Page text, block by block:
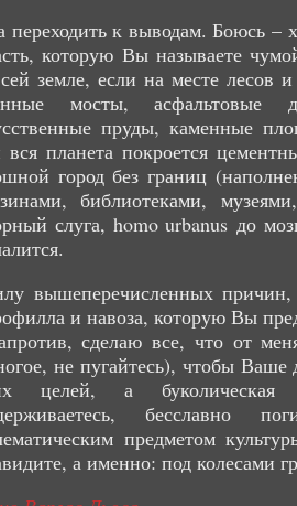
переходить к выводам. Боюсь –
которую Вы называете
земле, если на месте лесов
мосты, асфальтовые
пруды, каменные
вся планета покроется
город без границ
библиотеками,
слуга, homo urbanus до
вышеперечисленных
и навоза, которую Вы
сделаю все, что от
не пугайтесь), чтобы Ваше
целей, а
бесславно
предметом
а именно: под колесами